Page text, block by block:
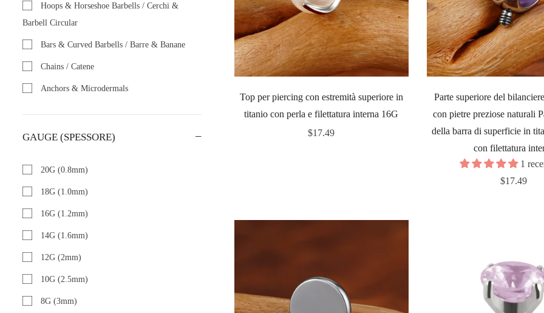
Hoops & Horseshoe Barbells / Cerchi &
Barbell Circular
Bars & Curved Barbells / Barre & Banane
Chains / Catene
Anchors & Microdermals
GAUGE (SPESSORE)
20G (0.8mm)
18G (1.0mm)
16G (1.2mm)
14G (1.6mm)
12G (2mm)
10G (2.5mm)
8G (3mm)
Top per piercing con estremità superiore in
titanio con perla e filettatura interna 16G
Prezzo
$17.49
Parte superiore del
con pietre preziose naturali
della barra di superficie in
con filettatura
1
Prezzo
$17.49